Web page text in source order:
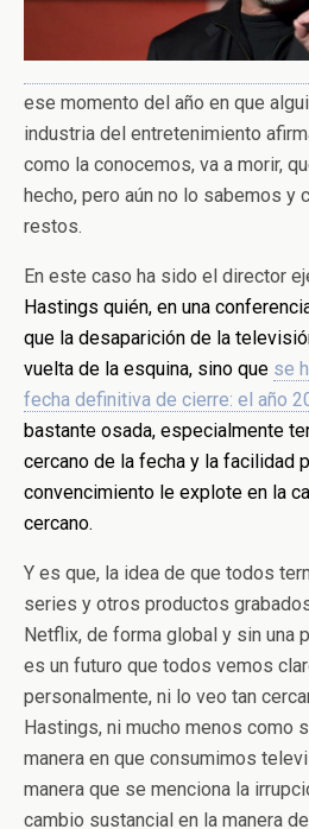
ese momento del año en que
industria del entretenimiento
como la conocemos, va a morir,
hecho, pero aún no lo sabemos y
restos.
En este caso ha sido el director
Hastings quién, en una
que la desaparición de la
vuelta de la esquina, sino que se
fecha definitiva de cierre: el año
bastante osada, especialmente
cercano de la fecha y la facilidad
convencimiento le explote en la
cercano.
Y es que, la idea de que todos
series y otros productos
Netflix, de forma global y sin una
es un futuro que todos vemos
personalmente, ni lo veo tan
Hastings, ni mucho menos como
manera en que consumimos
manera que se menciona la
cambio sustancial en la manera